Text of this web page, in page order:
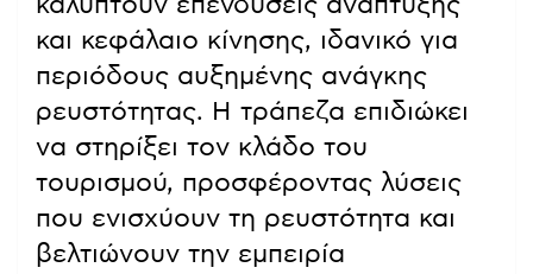
και κεφάλαιο κίνησης, ιδανικό για
περιόδους αυξημένης ανάγκης
ρευστότητας. Η τράπεζα επιδιώκει
να στηρίξει τον κλάδο του
τουρισμού, προσφέροντας λύσεις
που ενισχύουν τη ρευστότητα και
βελτιώνουν την εμπειρία